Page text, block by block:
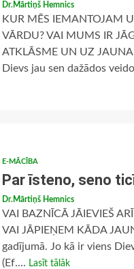
Dr.Mārtiņš Hemnics
KUR MĒS IEMANTOJAM
VĀRDU? VAI MUMS IR
ATKLĀSME UN UZ
Dievs jau sen dažādos
E-MĀCĪBA
Par īsteno, seno
Dr.Mārtiņš Hemnics
VAI BAZNĪCĀ JĀIEVIEŠ
VAI JĀPIEŅEM KĀDA
gadījumā. Jo kā ir viens
(Ef.... Lasīt tālāk